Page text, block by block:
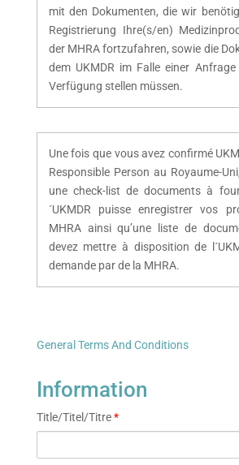
mit den Dokumenten, die wir
Registrierung Ihre(s/en)
der MHRA fortzufahren, sowie die
dem UKMDR im Falle einer
Verfügung stellen müssen.
Une fois que vous avez confirmé
Responsible Person au Royaume-
une check-list de documents à
´UKMDR puisse enregistrer vos
MHRA ainsi qu’une liste de
devez mettre à disposition de
demande par de la MHRA.
General Terms And Conditions
Information
Title/Titel/Titre*